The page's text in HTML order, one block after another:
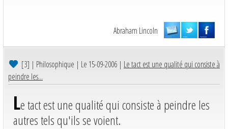
Abraham Lincoln
[3] | Philosophique | Le 15-09-2006 | Le tact est une qualité qui consiste à
peindre les...
Le tact est une qualité qui consiste à peindre les
autres tels qu'ils se voient.